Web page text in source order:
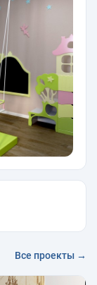
Все проекты →